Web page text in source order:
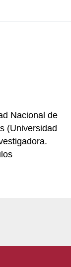
Nacional de
(Universidad